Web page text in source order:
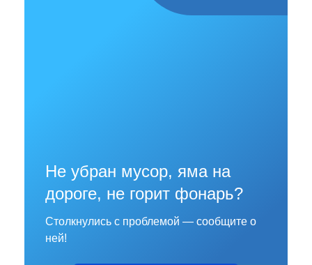
Не убран мусор, яма на
дороге, не горит фонарь?
Столкнулись с проблемой — сообщите о
ней!